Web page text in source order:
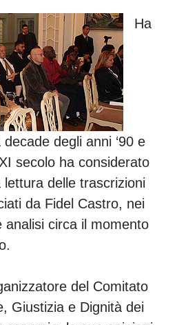
Ha
degli anni ‘90 e
secolo ha considerato
delle trascrizioni
da Fidel Castro, nei
analisi circa il momento
del Comitato
Giustizia e Dignità dei